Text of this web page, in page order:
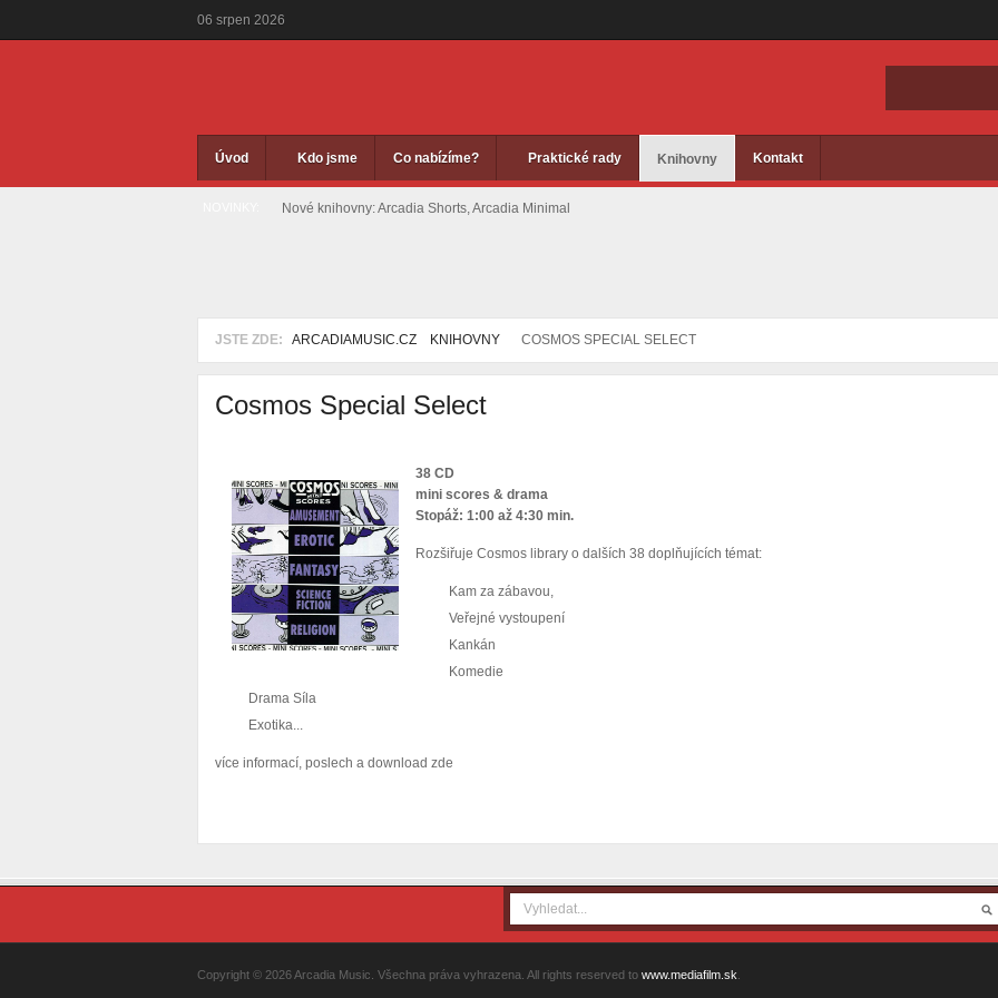
06 srpen 2026
Úvod Kdo jsme Co nabízíme? Praktické rady Knihovny Kontakt
Nové knihovny: Arcadia Shorts, Arcadia Minimal
JSTE ZDE: ARCADIAMUSIC.CZ KNIHOVNY COSMOS SPECIAL SELECT
Cosmos Special Select
38 CD
mini scores & drama
Stopáž: 1:00 až 4:30 min.
Rozšiřuje Cosmos library o dalších 38 doplňujících témat:
Kam za zábavou,
Veřejné vystoupení
Kankán
Komedie
Drama Síla
Exotika...
více informací, poslech a download zde
Copyright © 2026 Arcadia Music. Všechna práva vyhrazena. All rights reserved to www.mediafilm.sk